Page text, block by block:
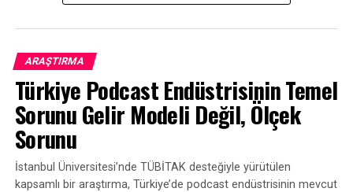
BENZER KONULAR:
BIR SONRAKI
Megaphone’dan 2021 podcast raporu
KAÇIRMAYIN
Spotify, yılın en çok dinlenenlerini duyurdu
ARAŞTIRMA
Türkiye Podcast Endüstrisinin Temel
Sorunu Gelir Modeli Değil, Ölçek
Sorunu
İstanbul Üniversitesi’nde TÜBİTAK desteğiyle yürütülen
kapsamlı bir araştırma, Türkiye’de podcast endüstrisinin mevcut